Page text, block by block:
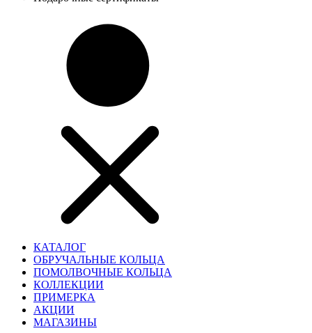
КАТАЛОГ
ОБРУЧАЛЬНЫЕ КОЛЬЦА
ПОМОЛВОЧНЫЕ КОЛЬЦА
КОЛЛЕКЦИИ
ПРИМЕРКА
АКЦИИ
МАГАЗИНЫ